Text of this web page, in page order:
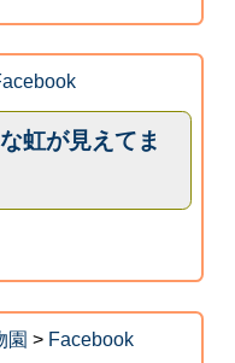
虹が見えてま
園 > Facebook